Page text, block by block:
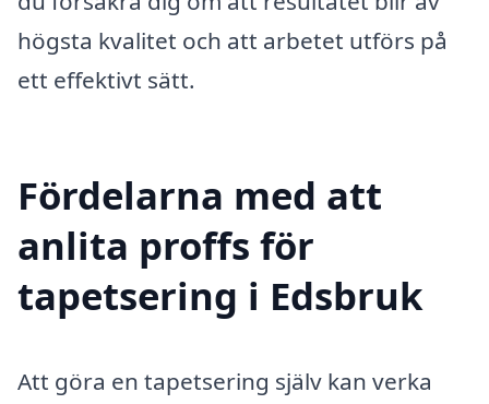
högsta kvalitet och att arbetet utförs på
ett effektivt sätt.
Fördelarna med att
anlita proffs för
tapetsering i Edsbruk
Att göra en tapetsering själv kan verka